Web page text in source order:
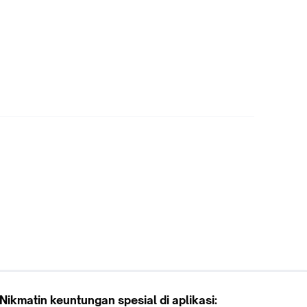
Nikmatin keuntungan spesial di aplikasi: